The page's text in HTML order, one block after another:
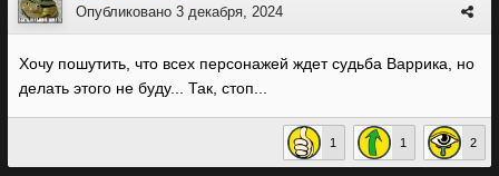
Опубликовано 3 декабря, 2024
Хочу пошутить, что всех персонажей ждет судьба Варрика, но
делать этого не буду... Так, стоп...
1 1 2